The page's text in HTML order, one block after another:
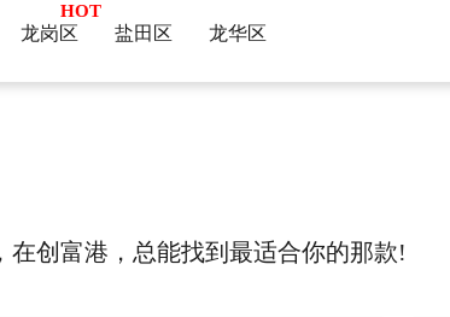
龙岗区 盐田区 龙华区
创富港，总能找到最适合你的那款!